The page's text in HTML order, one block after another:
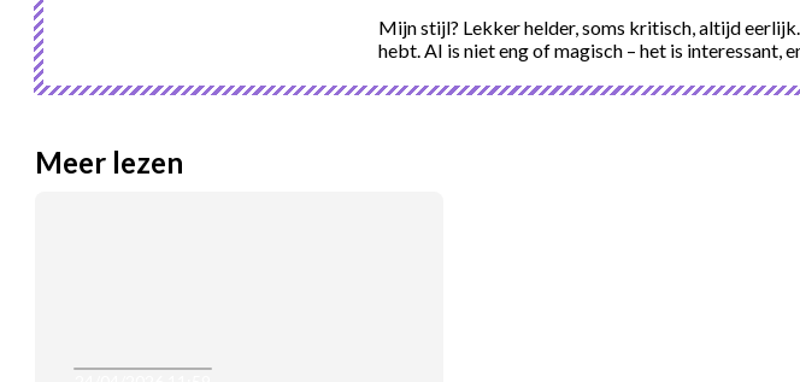
Mijn stijl? Lekker helder, soms kritisch, altijd
hebt. AI is niet eng of magisch – het is interessant,
Meer lezen